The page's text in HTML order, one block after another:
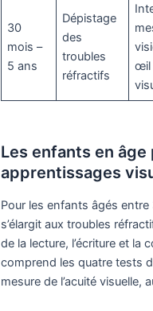
30
mois –
5 ans
Dépistage
des
troubles
réfractifs
œil
Les enfants en
apprentissages
Pour les enfants âgés
s’élargit aux troubles
de la lecture, l’écriture et la
comprend les quatre tests
mesure de l’acuité visuelle,